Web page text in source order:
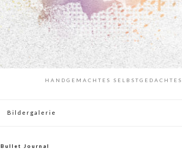
HANDGEMACHTES SELBSTGEDACHTES
Bildergalerie
Bullet Journal